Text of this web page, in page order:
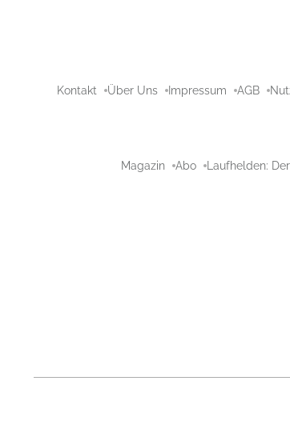
Kontakt Über Uns Impressum AGB
Magazin Abo Laufhelden: